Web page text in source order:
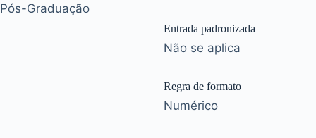
Pós-Graduação
Entrada padronizada
Não se aplica
Regra de formato
Numérico